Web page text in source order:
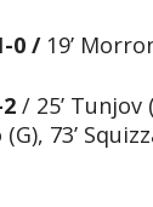
0 /19’
/ 25’ Tunjov
73’